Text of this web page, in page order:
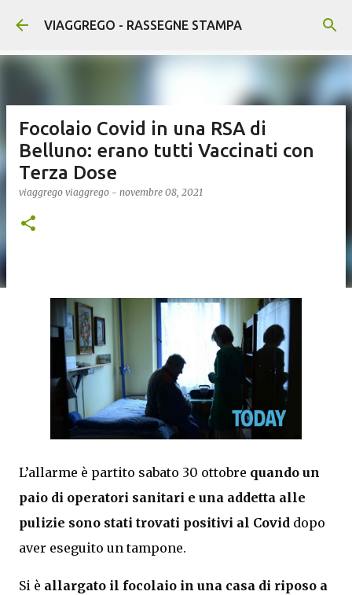
Passa ai contenuti principali
VIAGGREGO - RASSEGNE STAMPA
Focolaio Covid in una RSA di
Belluno: erano tutti Vaccinati con
Terza Dose
viaggrego viaggrego - novembre 08, 2021
L’allarme è partito sabato 30 ottobre quando un
paio di operatori sanitari e una addetta alle
pulizie sono stati trovati positivi al Covid dopo
aver eseguito un tampone.
Si è allargato il focolaio in una casa di riposo a